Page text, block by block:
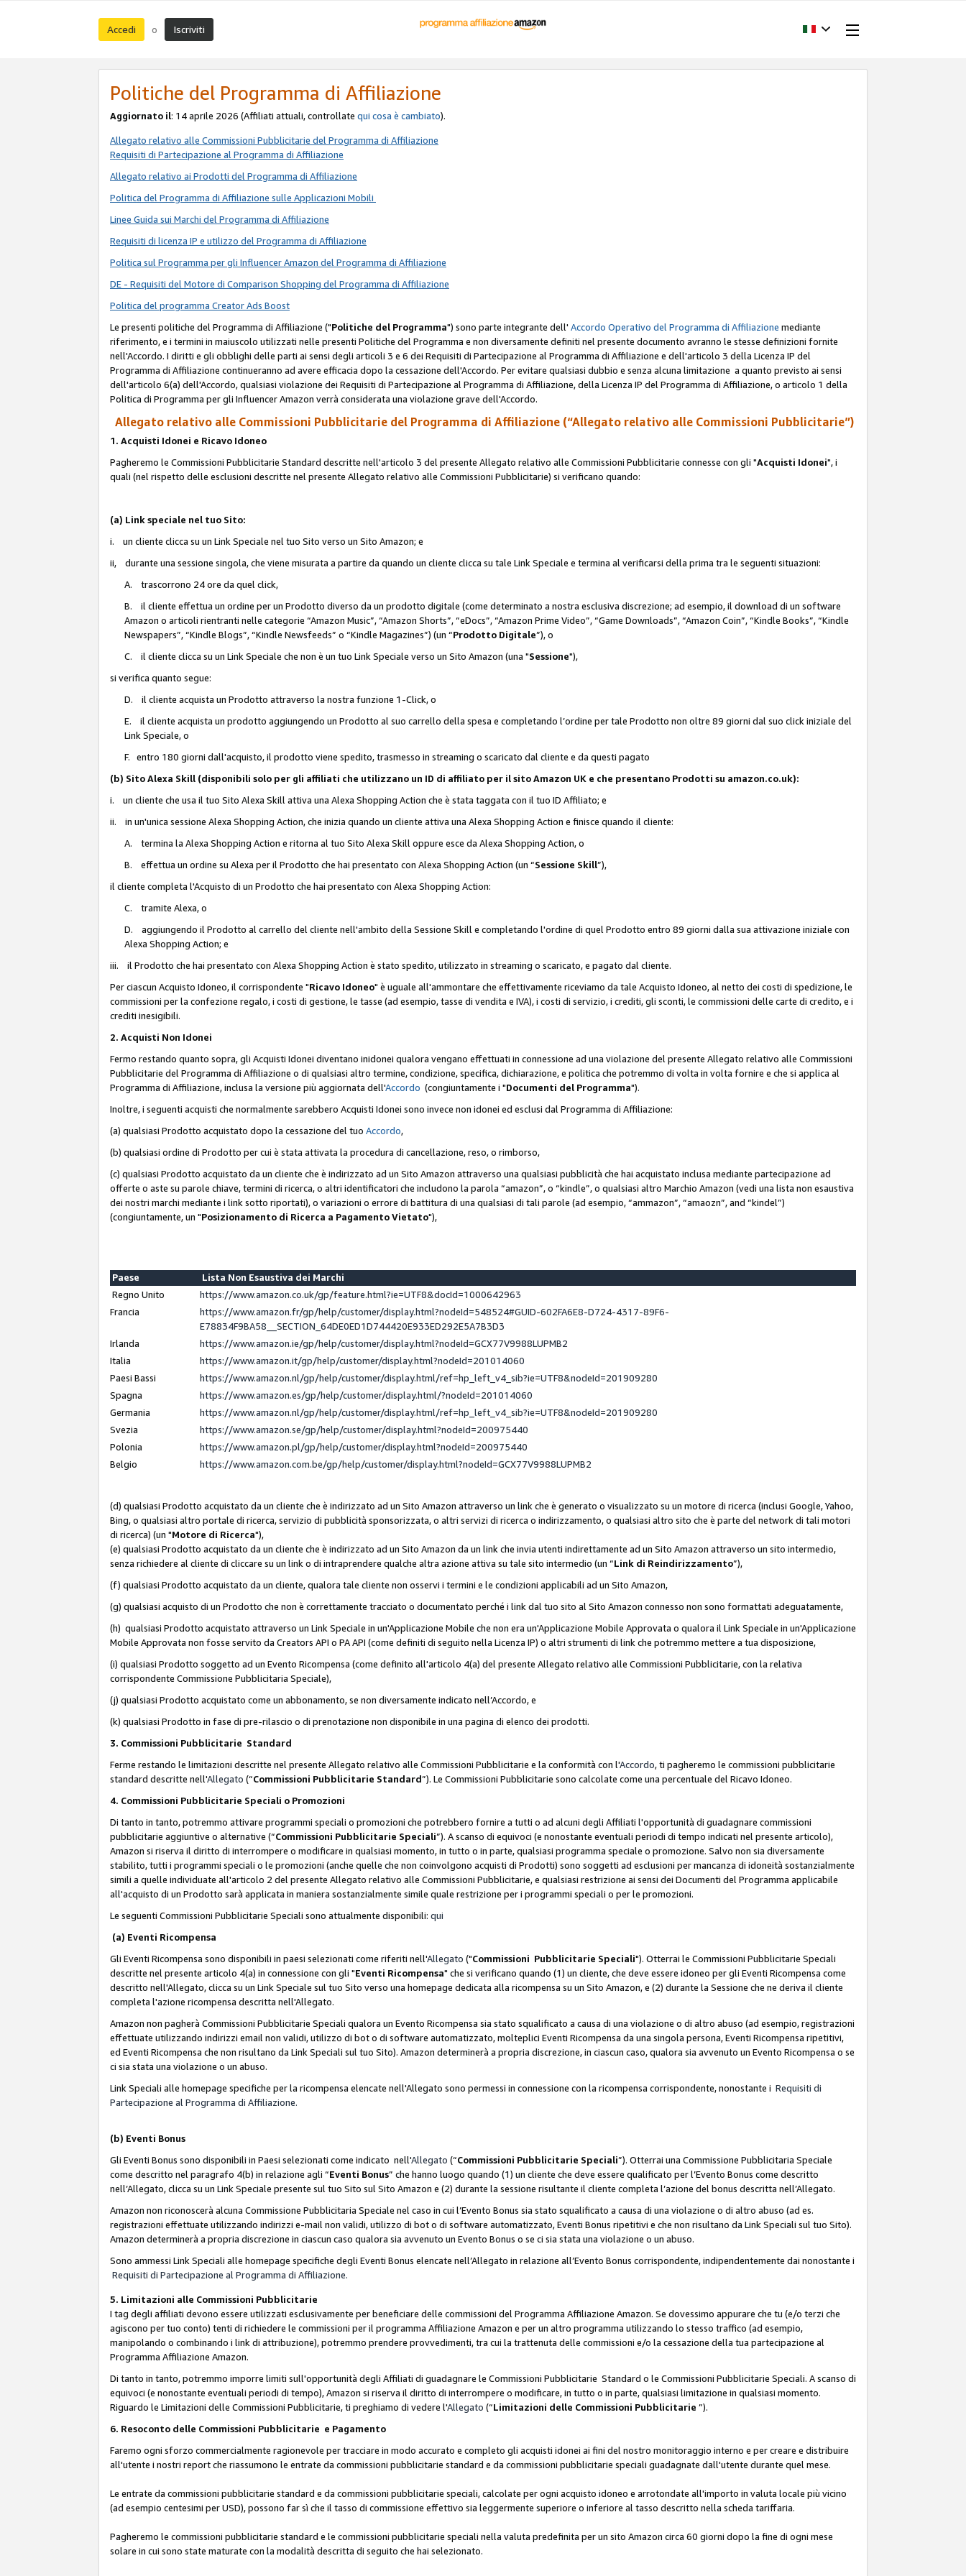
Accedi o Iscriviti
Politiche del Programma di Affiliazione
Aggiornato il: 14 aprile 2026 (Affiliati attuali, controllate qui cosa è cambiato).
Allegato relativo alle Commissioni Pubblicitarie del Programma di Affiliazione
Requisiti di Partecipazione al Programma di Affiliazione
Allegato relativo ai Prodotti del Programma di Affiliazione
Politica del Programma di Affiliazione sulle Applicazioni Mobili
Linee Guida sui Marchi del Programma di Affiliazione
Requisiti di licenza IP e utilizzo del Programma di Affiliazione
Politica sul Programma per gli Influencer Amazon del Programma di Affiliazione
DE - Requisiti del Motore di Comparison Shopping del Programma di Affiliazione
Politica del programma Creator Ads Boost
Le presenti politiche del Programma di Affiliazione ("Politiche del Programma") sono parte integrante dell' Accordo Operativo del Programma di Affiliazione mediante
riferimento, e i termini in maiuscolo utilizzati nelle presenti Politiche del Programma e non diversamente definiti nel presente documento avranno le stesse definizioni fornite
nell'Accordo. I diritti e gli obblighi delle parti ai sensi degli articoli 3 e 6 dei Requisiti di Partecipazione al Programma di Affiliazione e dell'articolo 3 della Licenza IP del
Programma di Affiliazione continueranno ad avere efficacia dopo la cessazione dell'Accordo. Per evitare qualsiasi dubbio e senza alcuna limitazione a quanto previsto ai sensi
dell'articolo 6(a) dell'Accordo, qualsiasi violazione dei Requisiti di Partecipazione al Programma di Affiliazione, della Licenza IP del Programma di Affiliazione, o articolo 1 della
Politica di Programma per gli Influencer Amazon verrà considerata una violazione grave dell'Accordo.
Allegato relativo alle Commissioni Pubblicitarie del Programma di Affiliazione (“Allegato relativo alle Commissioni Pubblicitarie”)
1. Acquisti Idonei e Ricavo Idoneo
Pagheremo le Commissioni Pubblicitarie Standard descritte nell'articolo 3 del presente Allegato relativo alle Commissioni Pubblicitarie connesse con gli "Acquisti Idonei", i
quali (nel rispetto delle esclusioni descritte nel presente Allegato relativo alle Commissioni Pubblicitarie) si verificano quando:
(a) Link speciale nel tuo Sito:
i. un cliente clicca su un Link Speciale nel tuo Sito verso un Sito Amazon; e
ii, durante una sessione singola, che viene misurata a partire da quando un cliente clicca su tale Link Speciale e termina al verificarsi della prima tra le seguenti situazioni:
A. trascorrono 24 ore da quel click,
B. il cliente effettua un ordine per un Prodotto diverso da un prodotto digitale (come determinato a nostra esclusiva discrezione; ad esempio, il download di un software
Amazon o articoli rientranti nelle categorie “Amazon Music”, “Amazon Shorts”, “eDocs”, “Amazon Prime Video”, “Game Downloads”, “Amazon Coin”, “Kindle Books”, “Kindle
Newspapers”, “Kindle Blogs”, “Kindle Newsfeeds” o “Kindle Magazines”) (un “Prodotto Digitale”), o
C. il cliente clicca su un Link Speciale che non è un tuo Link Speciale verso un Sito Amazon (una "Sessione"),
si verifica quanto segue:
D. il cliente acquista un Prodotto attraverso la nostra funzione 1-Click, o
E. il cliente acquista un prodotto aggiungendo un Prodotto al suo carrello della spesa e completando l’ordine per tale Prodotto non oltre 89 giorni dal suo click iniziale del
Link Speciale, o
F. entro 180 giorni dall'acquisto, il prodotto viene spedito, trasmesso in streaming o scaricato dal cliente e da questi pagato
(b) Sito Alexa Skill (disponibili solo per gli affiliati che utilizzano un ID di affiliato per il sito Amazon UK e che presentano Prodotti su amazon.co.uk):
i. un cliente che usa il tuo Sito Alexa Skill attiva una Alexa Shopping Action che è stata taggata con il tuo ID Affiliato; e
ii. in un'unica sessione Alexa Shopping Action, che inizia quando un cliente attiva una Alexa Shopping Action e finisce quando il cliente:
A. termina la Alexa Shopping Action e ritorna al tuo Sito Alexa Skill oppure esce da Alexa Shopping Action, o
B. effettua un ordine su Alexa per il Prodotto che hai presentato con Alexa Shopping Action (un “Sessione Skill”),
il cliente completa l'Acquisto di un Prodotto che hai presentato con Alexa Shopping Action:
C. tramite Alexa, o
D. aggiungendo il Prodotto al carrello del cliente nell'ambito della Sessione Skill e completando l'ordine di quel Prodotto entro 89 giorni dalla sua attivazione iniziale con
Alexa Shopping Action; e
iii. il Prodotto che hai presentato con Alexa Shopping Action è stato spedito, utilizzato in streaming o scaricato, e pagato dal cliente.
Per ciascun Acquisto Idoneo, il corrispondente "Ricavo Idoneo" è uguale all'ammontare che effettivamente riceviamo da tale Acquisto Idoneo, al netto dei costi di spedizione, le
commissioni per la confezione regalo, i costi di gestione, le tasse (ad esempio, tasse di vendita e IVA), i costi di servizio, i crediti, gli sconti, le commissioni delle carte di credito, e i
crediti inesigibili.
2. Acquisti Non Idonei
Fermo restando quanto sopra, gli Acquisti Idonei diventano inidonei qualora vengano effettuati in connessione ad una violazione del presente Allegato relativo alle Commissioni
Pubblicitarie del Programma di Affiliazione o di qualsiasi altro termine, condizione, specifica, dichiarazione, e politica che potremmo di volta in volta fornire e che si applica al
Programma di Affiliazione, inclusa la versione più aggiornata dell'Accordo (congiuntamente i "Documenti del Programma").
Inoltre, i seguenti acquisti che normalmente sarebbero Acquisti Idonei sono invece non idonei ed esclusi dal Programma di Affiliazione:
(a) qualsiasi Prodotto acquistato dopo la cessazione del tuo Accordo,
(b) qualsiasi ordine di Prodotto per cui è stata attivata la procedura di cancellazione, reso, o rimborso,
(c) qualsiasi Prodotto acquistato da un cliente che è indirizzato ad un Sito Amazon attraverso una qualsiasi pubblicità che hai acquistato inclusa mediante partecipazione ad
offerte o aste su parole chiave, termini di ricerca, o altri identificatori che includono la parola “amazon”, o “kindle”, o qualsiasi altro Marchio Amazon (vedi una lista non esaustiva
dei nostri marchi mediante i link sotto riportati), o variazioni o errore di battitura di una qualsiasi di tali parole (ad esempio, “ammazon”, “amaozn”, and “kindel”)
(congiuntamente, un "Posizionamento di Ricerca a Pagamento Vietato"),
Paese
Lista Non Esaustiva dei Marchi
Regno Unito
https://www.amazon.co.uk/gp/feature.html?ie=UTF8&docId=1000642963
Francia
https://www.amazon.fr/gp/help/customer/display.html?nodeId=548524#GUID-602FA6E8-D724-4317-89F6-
E78834F9BA58__SECTION_64DE0ED1D744420E933ED292E5A7B3D3
Irlanda
https://www.amazon.ie/gp/help/customer/display.html?nodeId=GCX77V9988LUPMB2
Italia
https://www.amazon.it/gp/help/customer/display.html?nodeId=201014060
Paesi Bassi
https://www.amazon.nl/gp/help/customer/display.html/ref=hp_left_v4_sib?ie=UTF8&nodeId=201909280
Spagna
https://www.amazon.es/gp/help/customer/display.html/?nodeId=201014060
Germania
https://www.amazon.nl/gp/help/customer/display.html/ref=hp_left_v4_sib?ie=UTF8&nodeId=201909280
Svezia
https://www.amazon.se/gp/help/customer/display.html?nodeId=200975440
Polonia
https://www.amazon.pl/gp/help/customer/display.html?nodeId=200975440
Belgio
https://www.amazon.com.be/gp/help/customer/display.html?nodeId=GCX77V9988LUPMB2
(d) qualsiasi Prodotto acquistato da un cliente che è indirizzato ad un Sito Amazon attraverso un link che è generato o visualizzato su un motore di ricerca (inclusi Google, Yahoo,
Bing, o qualsiasi altro portale di ricerca, servizio di pubblicità sponsorizzata, o altri servizi di ricerca o indirizzamento, o qualsiasi altro sito che è parte del network di tali motori
di ricerca) (un "Motore di Ricerca"),
(e) qualsiasi Prodotto acquistato da un cliente che è indirizzato ad un Sito Amazon da un link che invia utenti indirettamente ad un Sito Amazon attraverso un sito intermedio,
senza richiedere al cliente di cliccare su un link o di intraprendere qualche altra azione attiva su tale sito intermedio (un “Link di Reindirizzamento”),
(f) qualsiasi Prodotto acquistato da un cliente, qualora tale cliente non osservi i termini e le condizioni applicabili ad un Sito Amazon,
(g) qualsiasi acquisto di un Prodotto che non è correttamente tracciato o documentato perché i link dal tuo sito al Sito Amazon connesso non sono formattati adeguatamente,
(h) qualsiasi Prodotto acquistato attraverso un Link Speciale in un'Applicazione Mobile che non era un'Applicazione Mobile Approvata o qualora il Link Speciale in un'Applicazione
Mobile Approvata non fosse servito da Creators API o PA API (come definiti di seguito nella Licenza IP) o altri strumenti di link che potremmo mettere a tua disposizione,
(i) qualsiasi Prodotto soggetto ad un Evento Ricompensa (come definito all'articolo 4(a) del presente Allegato relativo alle Commissioni Pubblicitarie, con la relativa
corrispondente Commissione Pubblicitaria Speciale),
(j) qualsiasi Prodotto acquistato come un abbonamento, se non diversamente indicato nell’Accordo, e
(k) qualsiasi Prodotto in fase di pre-rilascio o di prenotazione non disponibile in una pagina di elenco dei prodotti.
3. Commissioni Pubblicitarie Standard
Ferme restando le limitazioni descritte nel presente Allegato relativo alle Commissioni Pubblicitarie e la conformità con l'Accordo, ti pagheremo le commissioni pubblicitarie
standard descritte nell'Allegato (“Commissioni Pubblicitarie Standard”). Le Commissioni Pubblicitarie sono calcolate come una percentuale del Ricavo Idoneo.
4. Commissioni Pubblicitarie Speciali o Promozioni
Di tanto in tanto, potremmo attivare programmi speciali o promozioni che potrebbero fornire a tutti o ad alcuni degli Affiliati l'opportunità di guadagnare commissioni
pubblicitarie aggiuntive o alternative (“Commissioni Pubblicitarie Speciali”). A scanso di equivoci (e nonostante eventuali periodi di tempo indicati nel presente articolo),
Amazon si riserva il diritto di interrompere o modificare in qualsiasi momento, in tutto o in parte, qualsiasi programma speciale o promozione. Salvo non sia diversamente
stabilito, tutti i programmi speciali o le promozioni (anche quelle che non coinvolgono acquisti di Prodotti) sono soggetti ad esclusioni per mancanza di idoneità sostanzialmente
simili a quelle individuate all'articolo 2 del presente Allegato relativo alle Commissioni Pubblicitarie, e qualsiasi restrizione ai sensi dei Documenti del Programma applicabile
all'acquisto di un Prodotto sarà applicata in maniera sostanzialmente simile quale restrizione per i programmi speciali o per le promozioni.
Le seguenti Commissioni Pubblicitarie Speciali sono attualmente disponibili: qui
(a) Eventi Ricompensa
Gli Eventi Ricompensa sono disponibili in paesi selezionati come riferiti nell'Allegato ("Commissioni Pubblicitarie Speciali"). Otterrai le Commissioni Pubblicitarie Speciali
descritte nel presente articolo 4(a) in connessione con gli "Eventi Ricompensa" che si verificano quando (1) un cliente, che deve essere idoneo per gli Eventi Ricompensa come
descritto nell'Allegato, clicca su un Link Speciale sul tuo Sito verso una homepage dedicata alla ricompensa su un Sito Amazon, e (2) durante la Sessione che ne deriva il cliente
completa l'azione ricompensa descritta nell'Allegato.
Amazon non pagherà Commissioni Pubblicitarie Speciali qualora un Evento Ricompensa sia stato squalificato a causa di una violazione o di altro abuso (ad esempio, registrazioni
effettuate utilizzando indirizzi email non validi, utilizzo di bot o di software automatizzato, molteplici Eventi Ricompensa da una singola persona, Eventi Ricompensa ripetitivi,
ed Eventi Ricompensa che non risultano da Link Speciali sul tuo Sito). Amazon determinerà a propria discrezione, in ciascun caso, qualora sia avvenuto un Evento Ricompensa o se
ci sia stata una violazione o un abuso.
Link Speciali alle homepage specifiche per la ricompensa elencate nell'Allegato sono permessi in connessione con la ricompensa corrispondente, nonostante i Requisiti di
Partecipazione al Programma di Affiliazione.
(b) Eventi Bonus
Gli Eventi Bonus sono disponibili in Paesi selezionati come indicato nell'Allegato (“Commissioni Pubblicitarie Speciali”). Otterrai una Commissione Pubblicitaria Speciale
come descritto nel paragrafo 4(b) in relazione agli “Eventi Bonus” che hanno luogo quando (1) un cliente che deve essere qualificato per l’Evento Bonus come descritto
nell’Allegato, clicca su un Link Speciale presente sul tuo Sito sul Sito Amazon e (2) durante la sessione risultante il cliente completa l’azione del bonus descritta nell’Allegato.
Amazon non riconoscerà alcuna Commissione Pubblicitaria Speciale nel caso in cui l’Evento Bonus sia stato squalificato a causa di una violazione o di altro abuso (ad es.
registrazioni effettuate utilizzando indirizzi e-mail non validi, utilizzo di bot o di software automatizzato, Eventi Bonus ripetitivi e che non risultano da Link Speciali sul tuo Sito).
Amazon determinerà a propria discrezione in ciascun caso qualora sia avvenuto un Evento Bonus o se ci sia stata una violazione o un abuso.
Sono ammessi Link Speciali alle homepage specifiche degli Eventi Bonus elencate nell’Allegato in relazione all’Evento Bonus corrispondente, indipendentemente dai nonostante i
Requisiti di Partecipazione al Programma di Affiliazione.
5. Limitazioni alle Commissioni Pubblicitarie
I tag degli affiliati devono essere utilizzati esclusivamente per beneficiare delle commissioni del Programma Affiliazione Amazon. Se dovessimo appurare che tu (e/o terzi che
agiscono per tuo conto) tenti di richiedere le commissioni per il programma Affiliazione Amazon e per un altro programma utilizzando lo stesso traffico (ad esempio,
manipolando o combinando i link di attribuzione), potremmo prendere provvedimenti, tra cui la trattenuta delle commissioni e/o la cessazione della tua partecipazione al
Programma Affiliazione Amazon.
Di tanto in tanto, potremmo imporre limiti sull'opportunità degli Affiliati di guadagnare le Commissioni Pubblicitarie Standard o le Commissioni Pubblicitarie Speciali. A scanso di
equivoci (e nonostante eventuali periodi di tempo), Amazon si riserva il diritto di interrompere o modificare, in tutto o in parte, qualsiasi limitazione in qualsiasi momento.
Riguardo le Limitazioni delle Commissioni Pubblicitarie, ti preghiamo di vedere l'Allegato (“Limitazioni delle Commissioni Pubblicitarie ”).
6. Resoconto delle Commissioni Pubblicitarie e Pagamento
Faremo ogni sforzo commercialmente ragionevole per tracciare in modo accurato e completo gli acquisti idonei ai fini del nostro monitoraggio interno e per creare e distribuire
all'utente i nostri report che riassumono le entrate da commissioni pubblicitarie standard e da commissioni pubblicitarie speciali guadagnate dall'utente durante quel mese.
Le entrate da commissioni pubblicitarie standard e da commissioni pubblicitarie speciali, calcolate per ogni acquisto idoneo e arrotondate all'importo in valuta locale più vicino
(ad esempio centesimi per USD), possono far sì che il tasso di commissione effettivo sia leggermente superiore o inferiore al tasso descritto nella scheda tariffaria.
Pagheremo le commissioni pubblicitarie standard e le commissioni pubblicitarie speciali nella valuta predefinita per un sito Amazon circa 60 giorni dopo la fine di ogni mese
solare in cui sono state maturate con la modalità descritta di seguito che hai selezionato.